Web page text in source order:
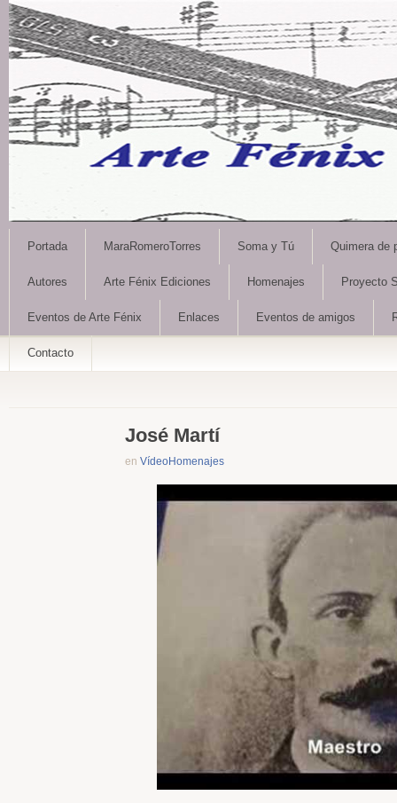
Portada MaraRomeroTorres Soma y Tú Quimera de
Autores Arte Fénix Ediciones Homenajes Proyecto
Eventos de Arte Fénix Enlaces Eventos de amigos
Contacto
José Martí
en VídeoHomenajes